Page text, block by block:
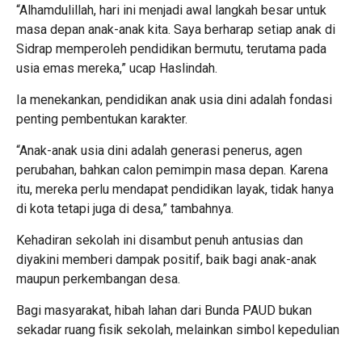
“Alhamdulillah, hari ini menjadi awal langkah besar untuk
masa depan anak-anak kita. Saya berharap setiap anak di
Sidrap memperoleh pendidikan bermutu, terutama pada
usia emas mereka,” ucap Haslindah.
Ia menekankan, pendidikan anak usia dini adalah fondasi
penting pembentukan karakter.
“Anak-anak usia dini adalah generasi penerus, agen
perubahan, bahkan calon pemimpin masa depan. Karena
itu, mereka perlu mendapat pendidikan layak, tidak hanya
di kota tetapi juga di desa,” tambahnya.
Kehadiran sekolah ini disambut penuh antusias dan
diyakini memberi dampak positif, baik bagi anak-anak
maupun perkembangan desa.
Bagi masyarakat, hibah lahan dari Bunda PAUD bukan
sekadar ruang fisik sekolah, melainkan simbol kepedulian